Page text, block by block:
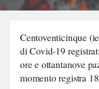
Centoventicinque
di Covid-19
ore e ottantanove
momento registra